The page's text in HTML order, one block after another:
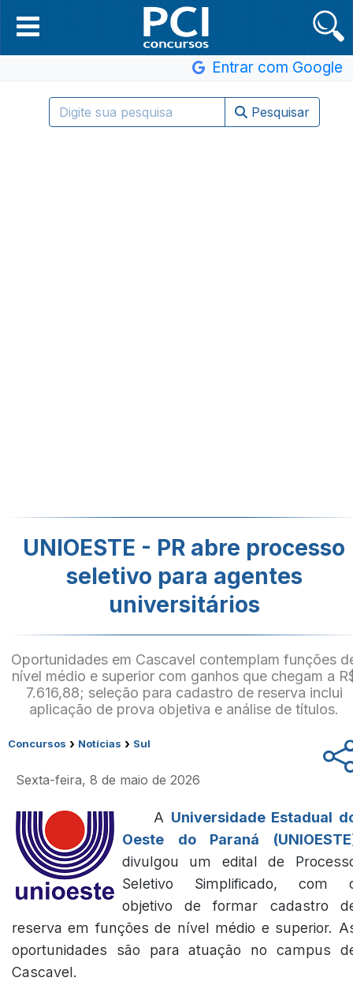
Entrar com Google
Pesquisar
UNIOESTE - PR abre processo
seletivo para agentes
universitários
Oportunidades em Cascavel contemplam funções
nível médio e superior com ganhos que chegam a
7.616,88; seleção para cadastro de reserva inclui
aplicação de prova objetiva e análise de títulos.
Concursos › Notícias › Sul
Sexta-feira, 8 de maio de 2026
A Universidade Estadual
Oeste do Paraná
divulgou um edital de
Seletivo Simplificado, com
objetivo de formar cadastro
reserva em funções de nível médio e superior.
oportunidades são para atuação no campus
Cascavel.